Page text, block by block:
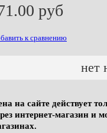
руб
к сравнению
нет
на сайте действует
интернет-магазин и